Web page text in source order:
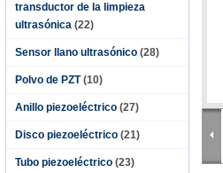
transductor de la limpieza
ultrasónica (22)
Sensor llano ultrasónico (28)
Polvo de PZT (10)
Anillo piezoeléctrico (27)
Disco piezoeléctrico (21)
Tubo piezoeléctrico (23)